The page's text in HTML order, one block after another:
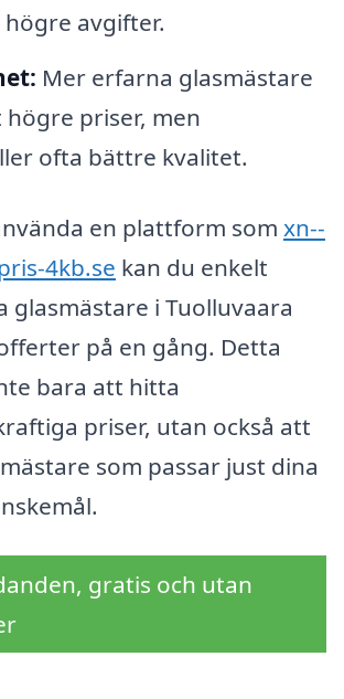
avgifter.
Mer erfarna glasmästare
högre priser, men
ofta bättre kvalitet.
en plattform som xn--
4kb.se kan du enkelt
glasmästare i Tuolluvaara
på en gång. Detta
bara att hitta
priser, utan också att
som passar just dina
gratis och utan